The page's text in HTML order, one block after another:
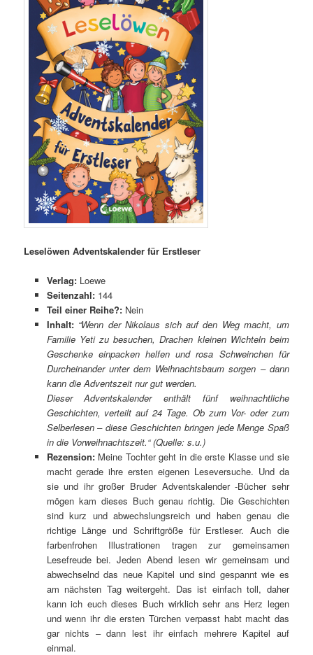
Leselöwen Adventskalender für Erstleser
Verlag:Loewe
Seitenzahl: 144
Teil einer Reihe?: Nein
Inhalt: “Wenn der Nikolaus sich auf den Weg macht, um
Familie Yeti zu besuchen, Drachen kleinen Wichteln beim
Geschenke einpacken helfen und rosa Schweinchen für
Durcheinander unter dem Weihnachtsbaum sorgen – dann
kann die Adventszeit nur gut werden.
Dieser Adventskalender enthält fünf weihnachtliche
Geschichten, verteilt auf 24 Tage. Ob zum Vor- oder zum
Selberlesen – diese Geschichten bringen jede Menge Spaß
in die Vorweihnachtszeit.“ (Quelle: s.u.)
Rezension: Meine Tochter geht in die erste Klasse und sie
macht gerade ihre ersten eigenen Leseversuche. Und da
sie und ihr großer Bruder Adventskalender -Bücher sehr
mögen kam dieses Buch genau richtig. Die Geschichten
sind kurz und abwechslungsreich und haben genau die
richtige Länge und Schriftgröße für Erstleser. Auch die
farbenfrohen Illustrationen tragen zur gemeinsamen
Lesefreude bei. Jeden Abend lesen wir gemeinsam und
abwechselnd das neue Kapitel und sind gespannt wie es
am nächsten Tag weitergeht. Das ist einfach toll, daher
kann ich euch dieses Buch wirklich sehr ans Herz legen
und wenn ihr die ersten Türchen verpasst habt macht das
gar nichts – dann lest ihr einfach mehrere Kapitel auf
einmal.